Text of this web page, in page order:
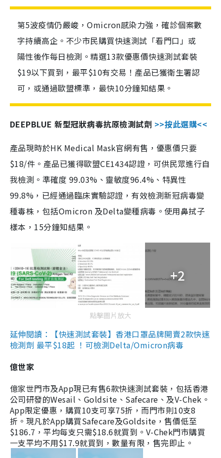
第5波疫情仍嚴峻，Omicron感染力強，確診個案數
字持續高企。不少市民購買快速測試「看門口」或
陽性後作每日檢測。精選13款優惠價快速測試套裝
$19以下買到，最平$10有交易！產品已獲衛生署認
可，或通過歐盟標準，最快10分鐘知結果。
DEEPBLUE 新型冠狀病毒抗原檢測試劑 >>按此選購<<
產品現時於HK Medical Mask官網有售，優惠價只要
$18/件。產品已獲得歐盟CE1434認證，可供民眾進行自
我檢測。準確度 99.03%、靈敏度96.4%、特異性
99.8%，已經通過臨床實驗認證，有效檢測新冠病毒變
種毒株，包括Omicron 及Delta變種病毒。使用鼻拭子
樣本，15分鐘知結果。
+2
點擊圖片放大
延伸閱讀：【快速測試套裝】香港口罩品牌開賣2款快速
檢測劑 最平$18起 ！可檢測Delta/Omicron病毒
億世家
億家世門市及App現已有售6款快速測試套裝，包括香港
公司研發的Wesail、Goldsite、Safecare、及V-Chek。
App限定優惠，購買10支可享75折，而門市則10支8
折。現凡於App購買Safecare及Goldsite，售價低至
$186.7，平均每支只需$18.6就買到。V-Chek門市購買
一支平均不用$17.9就買到，數量有限，售完即止。